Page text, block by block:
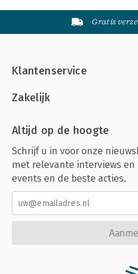
Gratis
Klantenservice
Zakelijk
Altijd op de hoogte
Schrijf u in voor onze
met relevante interviews en
events en de beste acties.